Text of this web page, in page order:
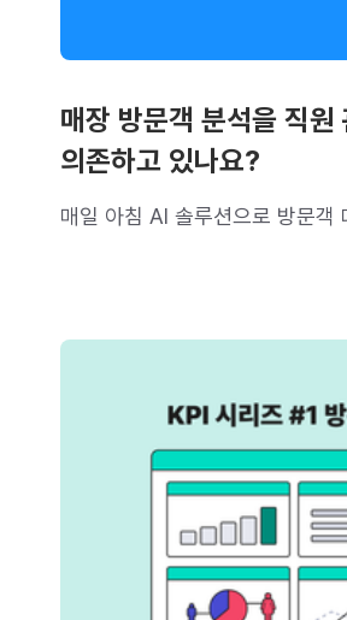
매장 방문객 분석을 직원
의존하고 있나요?
매일 아침 AI 솔루션으로 방문객